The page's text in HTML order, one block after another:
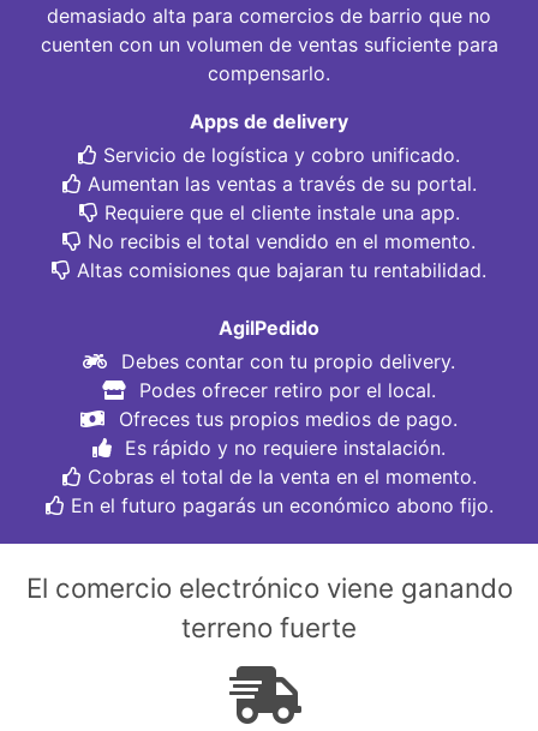
demasiado alta para comercios de barrio que no
cuenten con un volumen de ventas suficiente para
compensarlo.
Apps de delivery
Servicio de logística y cobro unificado.
Aumentan las ventas a través de su portal.
Requiere que el cliente instale una app.
No recibis el total vendido en el momento.
Altas comisiones que bajaran tu rentabilidad.
AgilPedido
Debes contar con tu propio delivery.
Podes ofrecer retiro por el local.
Ofreces tus propios medios de pago.
Es rápido y no requiere instalación.
Cobras el total de la venta en el momento.
En el futuro pagarás un económico abono fijo.
El comercio electrónico viene ganando
terreno fuerte